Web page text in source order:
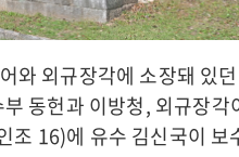
와 외규장각에 소장돼 있
동헌과 이방청, 외규장
조 16)에 유수 김신국이